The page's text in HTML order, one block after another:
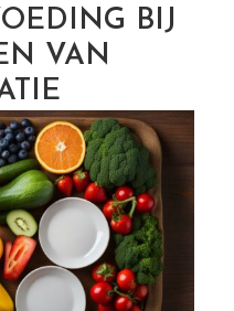
BIJ
VAN